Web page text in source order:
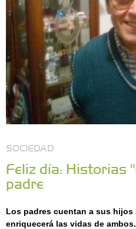
SOCIEDAD
Feliz día: Historias
padre
Los padres cuentan a sus
enriquecerá las vidas de ambos.